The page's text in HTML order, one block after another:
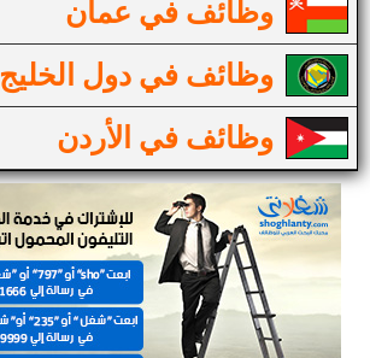
وظائف في عمان
وظائف في دول الخليج
وظائف في الأردن